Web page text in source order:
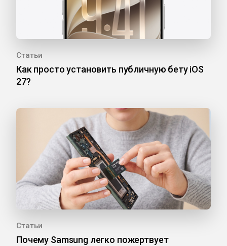
Статьи
Как просто установить публичную бету iOS
27?
Статьи
Почему Samsung легко пожертвует